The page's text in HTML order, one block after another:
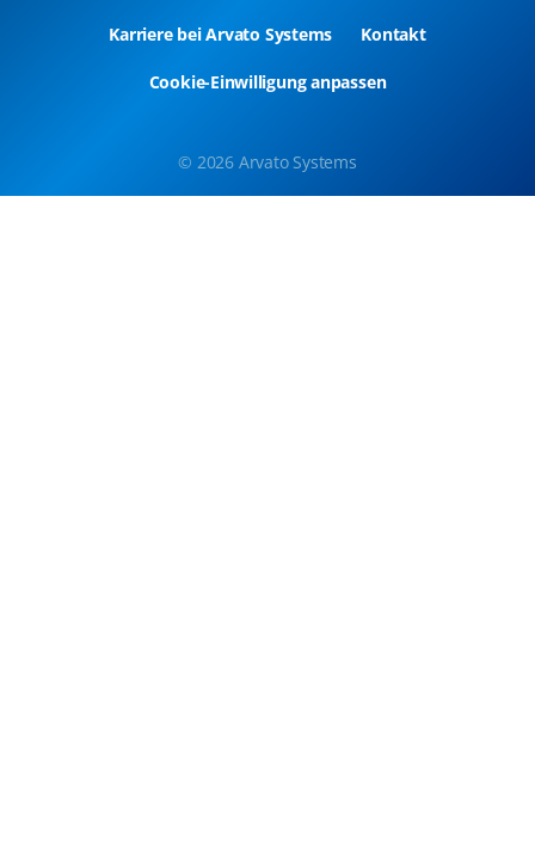
Karriere bei Arvato Systems Kontakt
Cookie-Einwilligung anpassen
© 2026 Arvato Systems